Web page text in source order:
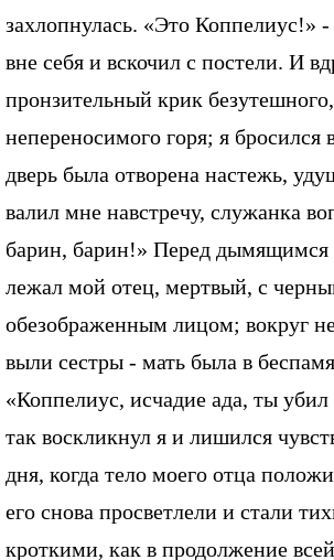
захлопнулась. «Это Коппелиус!»
вне себя и вскочил с постели. И
пронзительный крик безутешного,
непереносимого горя; я бросился
дверь была отворена настежь,
валил мне навстречу, служанка
барин, барин!» Перед дымящимся
лежал мой отец, мертвый, с
обезображенным лицом; вокруг
выли сестры - мать была в
«Коппелиус, исчадие ада, ты
так воскликнул я и лишился
дня, когда тело моего отца
его снова просветлели и стали
кроткими, как в продолжение